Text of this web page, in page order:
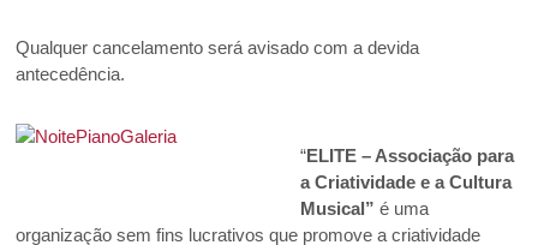
Qualquer cancelamento será avisado com a devida
antecedência.
“ELITE – Associação para
a Criatividade e a Cultura
Musical” é uma
organização sem fins lucrativos que promove a criatividade